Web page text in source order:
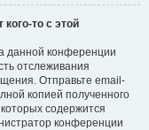
то с этой
данной конференции
отслеживания
Отправьте email-
копией полученного
содержится
конференции